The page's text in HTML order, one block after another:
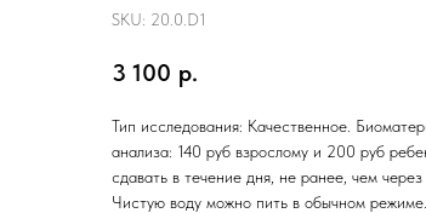
SKU: 20.0.D1
3 100 р.
Тип исследования: Качественное.
анализа: 140 руб взрослому и 200 руб
сдавать в течение дня, не ранее, чем
Чистую воду можно пить в обычном